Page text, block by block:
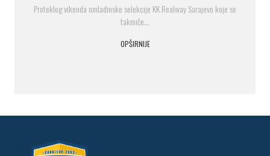
Proteklog vikenda omladinske selekcije KK Realway Sarajevo koje se
takmiče…
OPŠIRNIJE